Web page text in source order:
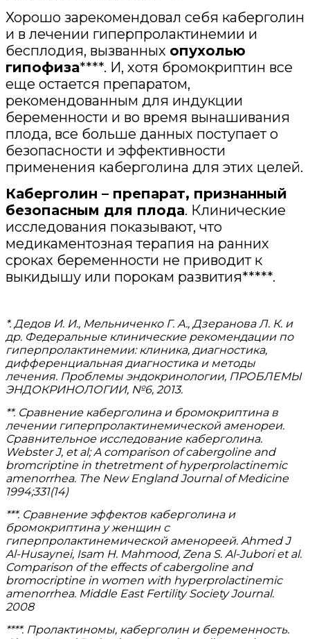
Хорошо зарекомендовал себя каберголин
и в лечении гиперпролактинемии и
бесплодия, вызванных опухолью
гипофиза****. И, хотя бромокриптин все
еще остается препаратом,
рекомендованным для индукции
беременности и во время вынашивания
плода, все больше данных поступает о
безопасности и эффективности
применения каберголина для этих целей.
Каберголин – препарат, признанный
безопасным для плода. Клинические
исследования показывают, что
медикаментозная терапия на ранних
сроках беременности не приводит к
выкидышу или порокам развития*****.
*. Дедов И. И., Мельниченко Г. А., Дзеранова Л. К. и
др. Федеральные клинические рекомендации по
гиперпролактинемии: клиника, диагностика,
дифференциальная диагностика и методы
лечения. Проблемы эндокринологии, ПРОБЛЕМЫ
ЭНДОКРИНОЛОГИИ, №6, 2013.
**. Сравнение каберголина и бромокриптина в
лечении гиперпролактинемической аменореи.
Сравнительное исследование каберголина.
Webster J, et al; A comparison of cabergoline and
bromcriptine in thetretment of hyperprolactinemic
amenorrhea. The New England Journal of Medicine
1994;331(14)
***. Сравнение эффектов каберголина и
бромокриптина у женщин с
гиперпролактинемической аменореей. Ahmed J
Al-Husaynei, Isam H. Mahmood, Zena S. Al-Jubori et al.
Comparison of the effects of cabergoline and
bromocriptine in women with hyperprolactinemic
amenorrhea. Middle East Fertility Society Journal.
2008
****. Пролактиномы, каберголин и беременность.